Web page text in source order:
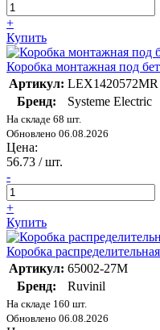
+
Купить
Коробка монтажная под
Артикул: LEX1420572MR
Бренд:
Systeme Electric
На складе 68 шт.
Обновлено 06.08.2026
Цена:
56.73 / шт.
-
+
Купить
Коробка
Артикул: 65002-27М
Бренд:
Ruvinil
На складе 160 шт.
Обновлено 06.08.2026